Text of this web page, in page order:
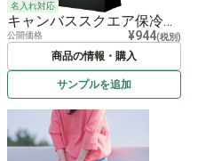
名入れ対応
キャンバススクエア保冷トート（M）ナイトブラック
公開価格 ¥944(税別)
商品の情報・購入
サンプルを追加